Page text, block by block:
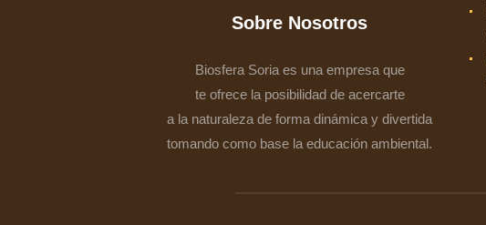
Sobre Nosotros
Biosfera Soria es una empresa que
te ofrece la posibilidad de acercarte
a la naturaleza de forma dinámica y divertida
tomando como base la educación ambiental.